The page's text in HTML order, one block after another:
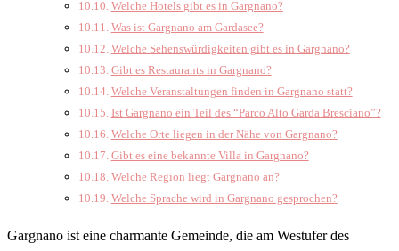
Welche Hotels gibt es in Gargnano?
Was ist Gargnano am Gardasee?
Welche Sehenswürdigkeiten gibt es in Gargnano?
Gibt es Restaurants in Gargnano?
Welche Veranstaltungen finden in Gargnano statt?
Ist Gargnano ein Teil des “Parco Alto Garda Bresciano”?
Welche Orte liegen in der Nähe von Gargnano?
Gibt es eine bekannte Villa in Gargnano?
Welche Region liegt Gargnano an?
Welche Sprache wird in Gargnano gesprochen?
Gargnano ist eine charmante Gemeinde, die am Westufer des